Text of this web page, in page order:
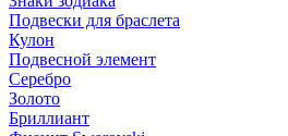
Подвески для браслета
Кулон
Подвесной элемент
Серебро
Золото
Бриллиант